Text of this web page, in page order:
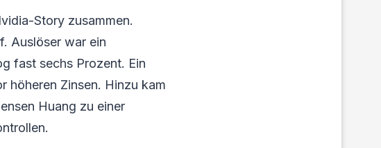
Story zusammen.
Auslöser war ein
fast sechs Prozent. Ein
höheren Zinsen. Hinzu kam
Huang zu einer